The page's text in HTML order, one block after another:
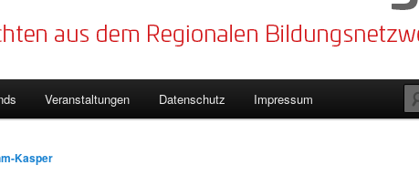
Veranstaltungen Datenschutz Impressum
Kasper